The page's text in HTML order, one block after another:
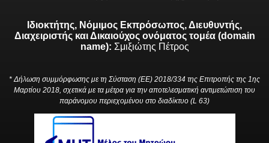
Ιδιοκτήτης, Νόμιμος Εκπρόσωπος, Διευθυντής,
Διαχειριστής και Δικαιούχος ονόματος τομέα (domain
name): Σμιξιώτης Πέτρος
* Δήλωση συμμόρφωσης με τη Σύσταση (ΕΕ) 2018/334 της Επιτροπής της 1ης
Μαρτίου 2018, σχετικά με τα μέτρα για την αποτελεσματική αντιμετώπιση του
παράνομου περιεχομένου στο διαδίκτυο (L 63)